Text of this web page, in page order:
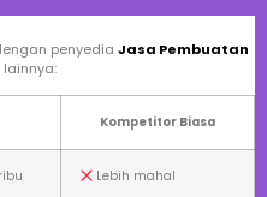
penyedia Jasa Pembuatan
lainnya:
Kompetitor Biasa
Lebih mahal